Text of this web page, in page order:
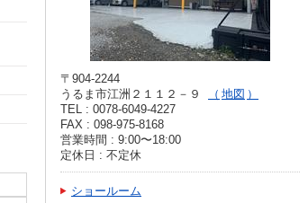
〒904-2244
うるま市江洲２１１２－９
地図
TEL : 0078-6049-4227
FAX : 098-975-8168
営業時間 : 9:00〜18:00
定休日 : 不定休
ショールーム